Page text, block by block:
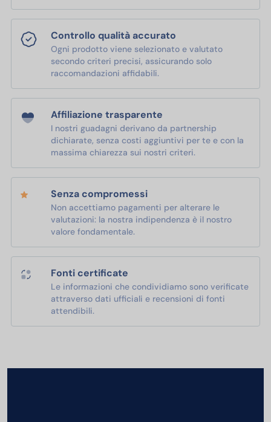
Controllo qualità accurato
Ogni prodotto viene selezionato e valutato
secondo criteri precisi, assicurando solo
raccomandazioni affidabili.
Affiliazione trasparente
I nostri guadagni derivano da partnership
dichiarate, senza costi aggiuntivi per te e con la
massima chiarezza sui nostri criteri.
Senza compromessi
Non accettiamo pagamenti per alterare le
valutazioni: la nostra indipendenza è il nostro
valore fondamentale.
Fonti certificate
Le informazioni che condividiamo sono verificate
attraverso dati ufficiali e recensioni di fonti
attendibili.